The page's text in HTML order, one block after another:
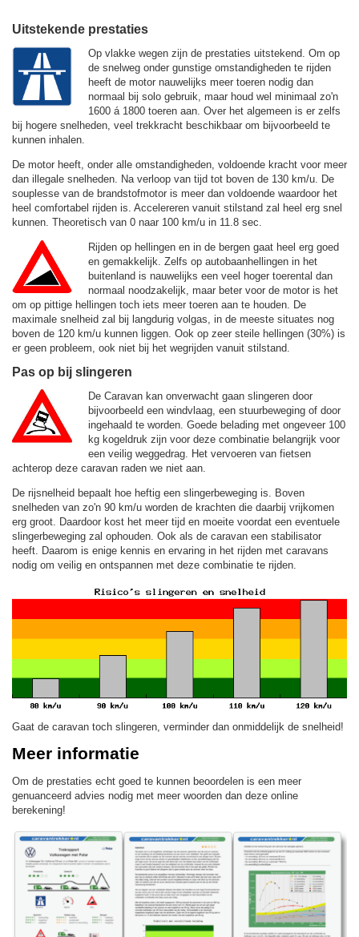
Uitstekende prestaties
Op vlakke wegen zijn de prestaties uitstekend. Om op
de snelweg onder gunstige omstandigheden te rijden
heeft de motor nauwelijks meer toeren nodig dan
normaal bij solo gebruik, maar houd wel minimaal zo'n
1600 á 1800 toeren aan. Over het algemeen is er zelfs
bij hogere snelheden, veel trekkracht beschikbaar om bijvoorbeeld te
kunnen inhalen.
De motor heeft, onder alle omstandigheden, voldoende kracht voor meer
dan illegale snelheden. Na verloop van tijd tot boven de 130 km/u.
De
souplesse van de brandstofmotor is meer dan voldoende waardoor het
heel comfortabel rijden is. Accelereren vanuit stilstand zal heel erg snel
kunnen. Theoretisch van 0 naar 100 km/u in 11.8 sec.
Rijden op hellingen en in de bergen gaat heel erg goed
en gemakkelijk. Zelfs op autobaanhellingen in het
buitenland is nauwelijks een veel hoger toerental dan
normaal noodzakelijk, maar beter voor de motor is het
om op pittige hellingen toch iets meer toeren aan te houden. De
maximale snelheid zal bij langdurig volgas, in de meeste situates nog
boven de 120 km/u kunnen liggen. Ook op zeer steile hellingen (30%) is
er geen probleem, ook niet bij het wegrijden vanuit stilstand.
Pas op bij slingeren
De Caravan kan onverwacht gaan slingeren door
bijvoorbeeld een windvlaag, een stuurbeweging of door
ingehaald te worden. Goede belading met ongeveer 100
kg kogeldruk zijn voor deze combinatie belangrijk voor
een veilig weggedrag. Het vervoeren van fietsen
achterop deze caravan raden we niet aan.
De rijsnelheid bepaalt hoe heftig een slingerbeweging is. Boven
snelheden van zo'n 90 km/u worden de krachten die daarbij vrijkomen
erg groot. Daardoor kost het meer tijd en moeite voordat een eventuele
slingerbeweging zal ophouden. Ook als de caravan een stabilisator
heeft. Daarom is enige kennis en ervaring in het rijden met caravans
nodig om veilig en ontspannen met deze combinatie te rijden.
Gaat de caravan toch slingeren, verminder dan onmiddelijk de snelheid!
Meer informatie
Om de prestaties echt goed te kunnen beoordelen is een meer
genuanceerd advies nodig met meer woorden dan deze online
berekening!